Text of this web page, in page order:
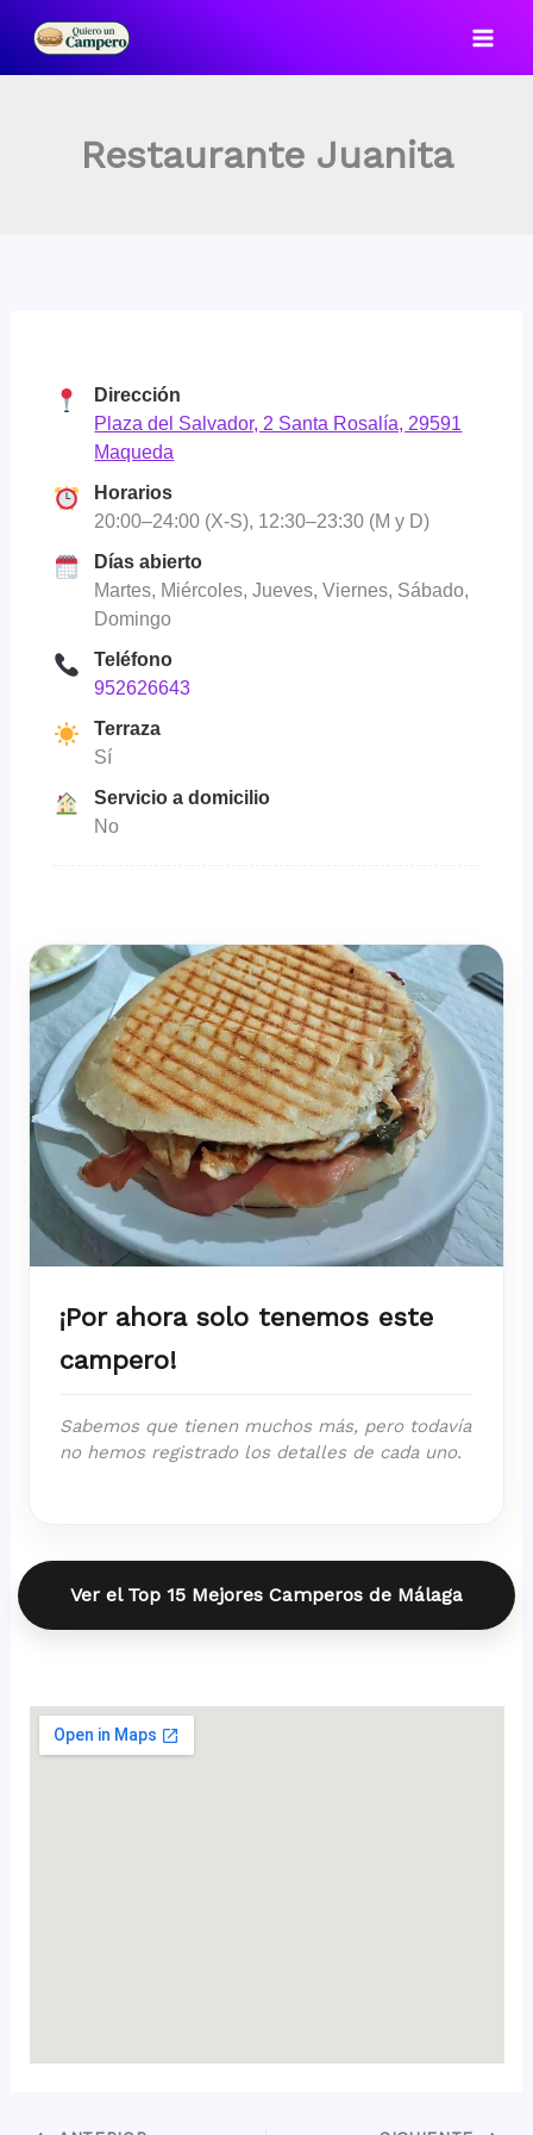
contenido
Restaurante Juanita
Dirección
Plaza del Salvador, 2 Santa Rosalía, 29591
Maqueda
Horarios
20:00–24:00 (X-S), 12:30–23:30 (M y D)
Días abierto
Martes, Miércoles, Jueves, Viernes, Sábado,
Domingo
Teléfono
952626643
Terraza
Sí
Servicio a domicilio
No
¡Por ahora solo tenemos este
campero!
Sabemos que tienen muchos más, pero todavía
no hemos registrado los detalles de cada uno.
Ver el Top 15 Mejores Camperos de Málaga